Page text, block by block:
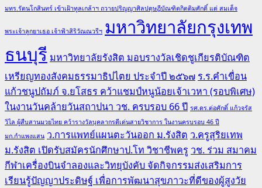
มทร.รัตนโกสินทร์ เข้าเฝ้าทูลเกล้าฯ ถวายปริญญาศิลปดุษฎีบัณฑิตกิตติมศักดิ์ แด่ สมเด็จ
พระเจ้าลูกยาเธอ เจ้าฟ้าสิริวัณณวรีฯ มหาวิทยาลัยกรุงเทพ
ธนบุรี มหาวิทยาลัยรังสิต มอบรางวัลเชิดชูเกียรติบัณฑิต
เหรียญทองสังคมธรรมาธิปไตย ประจำปี ๒๕๖๗ ร.ร.คำเขื่อน
แก้วชนูปถัมภ์ จ.ยโสธร คว้าแชมป์หนูน้อยเจ้าเวหา (รอบพิเศษ)
ในงานวันคล้ายวันสถาปนา วช. ครบรอบ 66 ปี รศ.ดร.ต่อศักดิ์ แก้วจรัส
วิไล ผู้สืบสานมวยไทย คว้ารางวัลบุคลากรดีเด่นสายวิชาการ ในงานครบรอบ 46 ปี
มก.กำแพงแสน ว.การแพทย์แผนตะวันออก ม.รังสิต ว.ครูสุริยเทพ
ม.รังสิต เปิดรับสมัครนักศึกษาป.โท วิชาชีพครู วช. ร่วม สมาคม
กีฬาเครื่องบินจำลองและวิทยุบังคับ จัดกิจกรรมส่งเสริมการ
เรียนรู้ปัญญาประดิษฐ์ เพื่อการพัฒนาสุขภาวะที่ดีของผู้สูงวัย